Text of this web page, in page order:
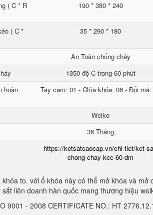
( C * R
190 * 380 * 240
( C *
35 * 290 * 180
An Toàn chống cháy
1350 độ C trong 60 phút
hoàn
Tay cầm: 01 - Chìa khóa: 06 - Đổi
Welko
36 Tháng
https://ketsatcaocap.vn/chi-tiet/ket-
chong-chay-kcc-60-dm
to. với ổ khóa này có thể mở khóa và mở
liên doanh hàn quốc mang thương hiệu
9001 - 2008 CERTIFICATE NO.: HT